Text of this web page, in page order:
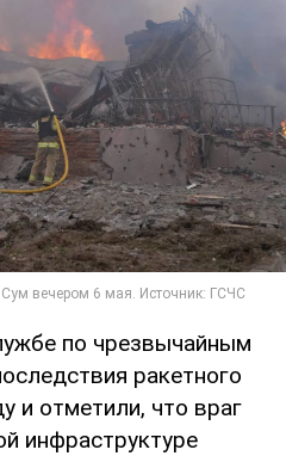
по чрезвычайным
ракетного
и отметили, что враг
инфраструктуре